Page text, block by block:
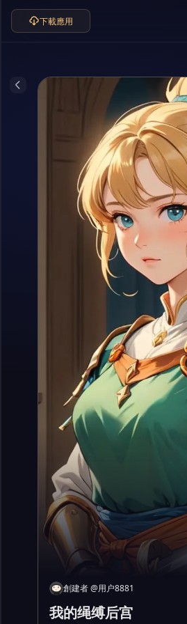
下載應用
創建者@用户8881
我的绳缚后宫